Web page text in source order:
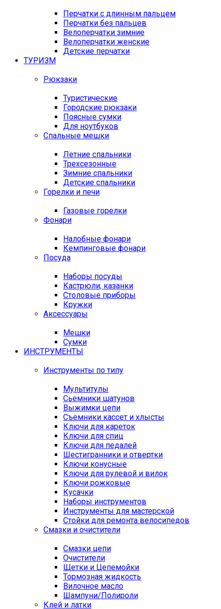
Перчатки с длинным пальцем
Перчатки без пальцев
Велоперчатки зимние
Велоперчатки женские
Детские перчатки
ТУРИЗМ
Рюкзаки
Туристические
Городские рюкзаки
Поясные сумки
Для ноутбуков
Спальные мешки
Летние спальники
Трехсезонные
Зимние спальники
Детские спальники
Горелки и печи
Газовые горелки
Фонари
Налобные фонари
Кемпинговые фонари
Посуда
Наборы посуды
Кастрюли, казанки
Столовые приборы
Кружки
Аксессуары
Мешки
Сумки
ИНСТРУМЕНТЫ
Инструменты по типу
Мультитулы
Сьемники шатунов
Выжимки цепи
Съемники кассет и хлысты
Ключи для кареток
Ключи для спиц
Ключи для педалей
Шестигранники и отвертки
Ключи конусные
Ключи для рулевой и вилок
Ключи рожковые
Кусачки
Наборы инструментов
Инструменты для мастерской
Стойки для ремонта велосипедов
Смазки и очистители
Смазки цепи
Очистители
Щетки и Цепемойки
Тормозная жидкость
Вилочное масло
Шампуни/Полироли
Клей и латки